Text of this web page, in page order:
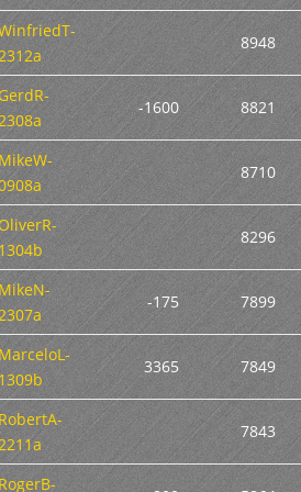
8948
-1600 8821
MikeW-
8710
8296
MikeN-
-175 7899
MarceloL-
1309b
3365 7849
7843
RogerB-